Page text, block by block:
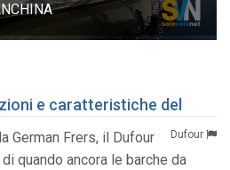
e caratteristiche del
Dufour
German Frers, il Dufour
quando ancora le barche da